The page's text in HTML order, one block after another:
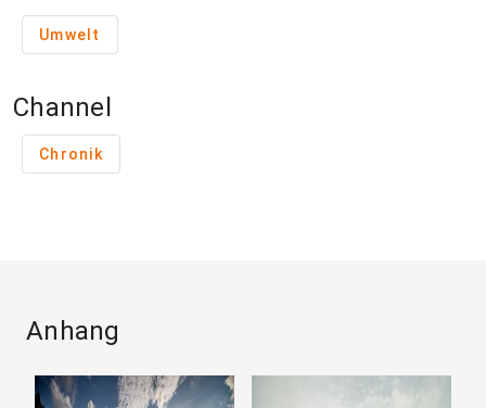
Umwelt
Channel
Chronik
Anhang